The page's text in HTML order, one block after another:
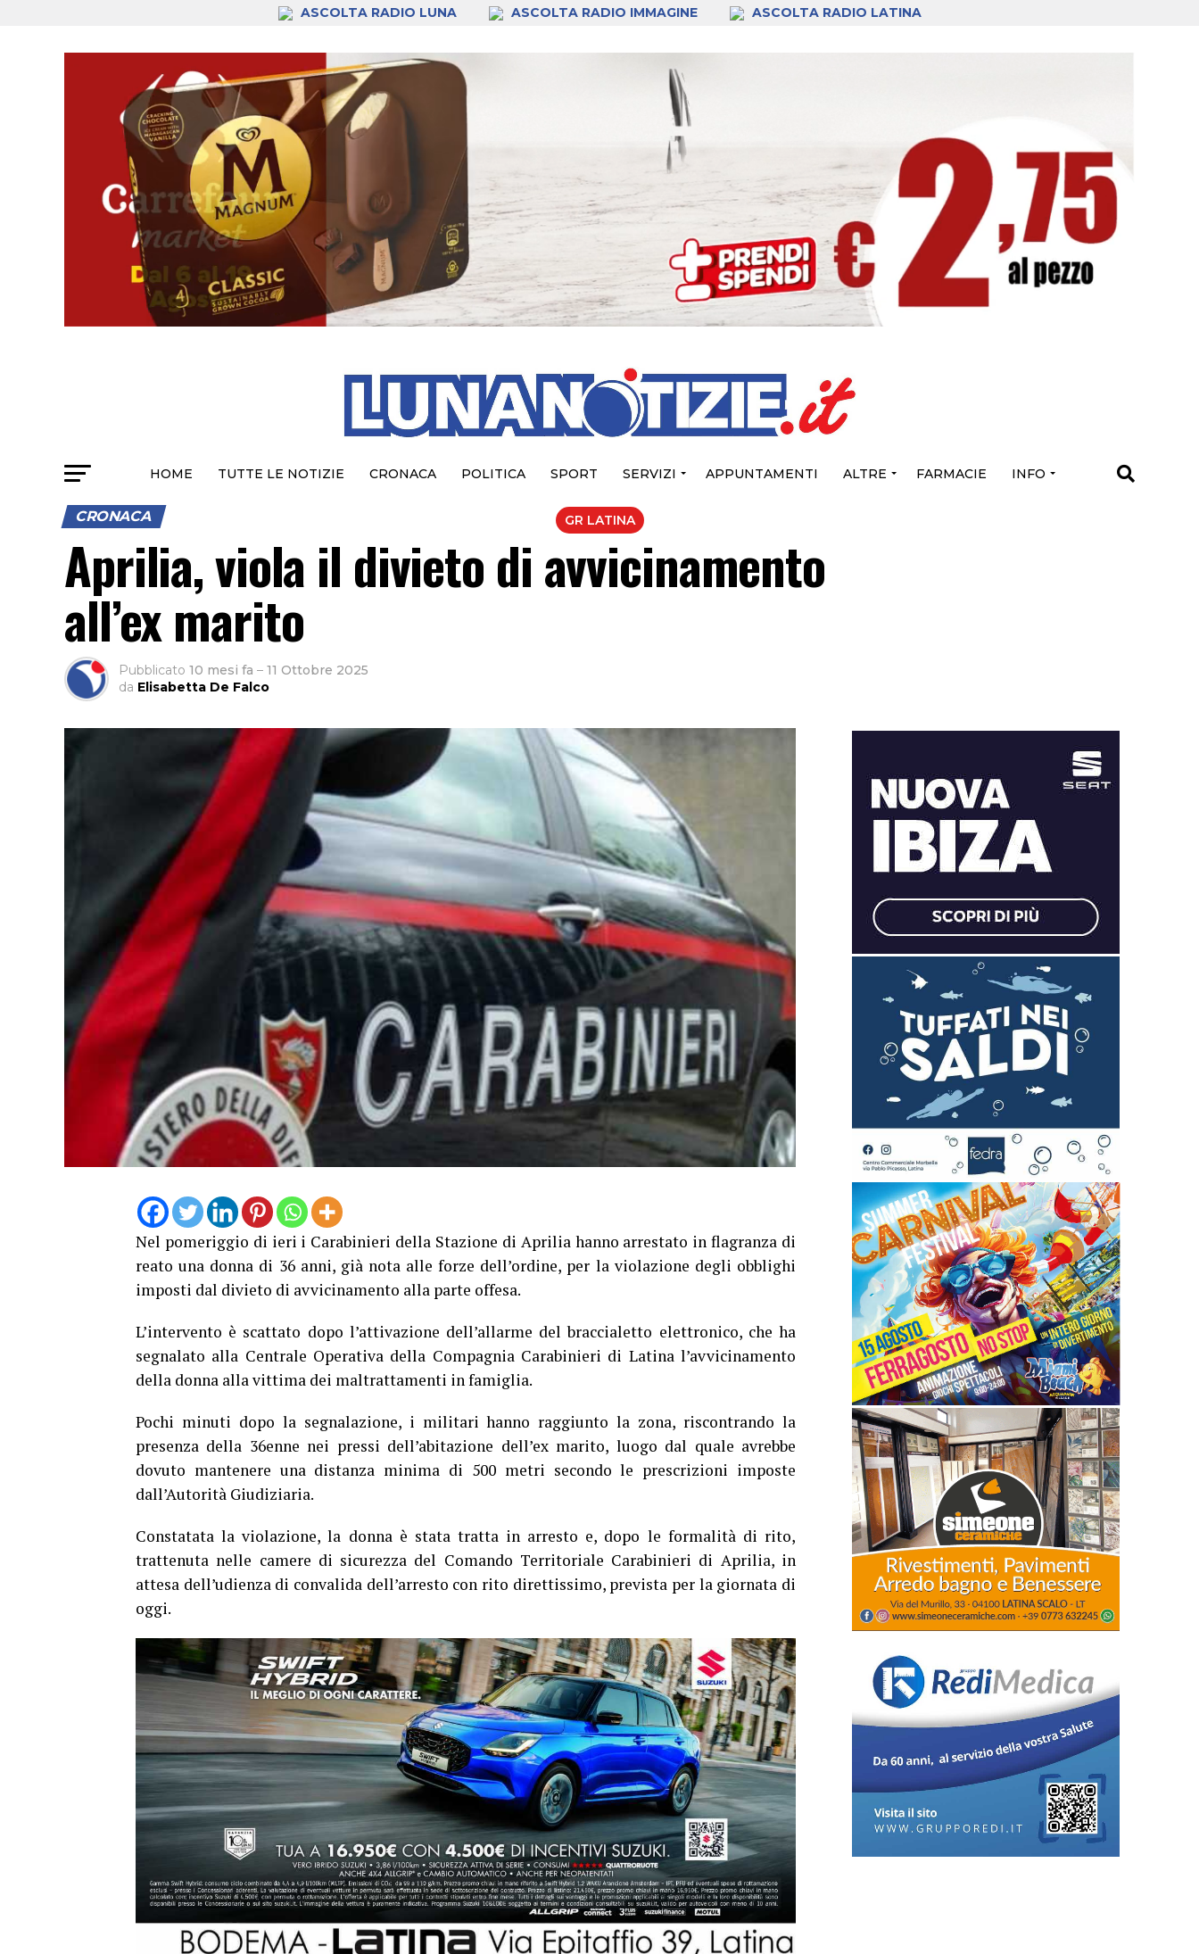
ASCOLTA RADIO LUNA ASCOLTA RADIO IMMAGINE ASCOLTA RADIO LATINA
HOME TUTTE LE NOTIZIE CRONACA POLITICA SPORT SERVIZI APPUNTAMENTI ALTRE FARMACIE INFO
GR LATINA
CRONACA
Aprilia, viola il divieto di avvicinamento
all’ex marito
Pubblicato 10 mesi fa – 11 Ottobre 2025
da Elisabetta De Falco
Nel pomeriggio di ieri i Carabinieri della Stazione di Aprilia hanno arrestato in flagranza di
reato una donna di 36 anni, già nota alle forze dell’ordine, per la violazione degli obblighi
imposti dal divieto di avvicinamento alla parte offesa.
L’intervento è scattato dopo l’attivazione dell’allarme del braccialetto elettronico, che ha
segnalato alla Centrale Operativa della Compagnia Carabinieri di Latina l’avvicinamento
della donna alla vittima dei maltrattamenti in famiglia.
Pochi minuti dopo la segnalazione, i militari hanno raggiunto la zona, riscontrando la
presenza della 36enne nei pressi dell’abitazione dell’ex marito, luogo dal quale avrebbe
dovuto mantenere una distanza minima di 500 metri secondo le prescrizioni imposte
dall’Autorità Giudiziaria.
Constatata la violazione, la donna è stata tratta in arresto e, dopo le formalità di rito,
trattenuta nelle camere di sicurezza del Comando Territoriale Carabinieri di Aprilia, in
attesa dell’udienza di convalida dell’arresto con rito direttissimo, prevista per la giornata di
oggi.